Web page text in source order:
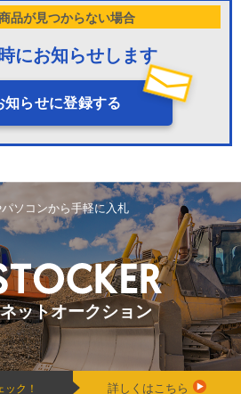
品が見つからない場合
にお知らせします
知らせに登録する
ソコンから手軽に入札
ットオークション
ク！ 詳しくはこちら